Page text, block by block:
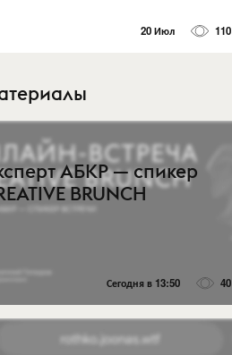
20 Июл 110
АБКР — спикер
BRUNCH
Сегодня в 13:50 40